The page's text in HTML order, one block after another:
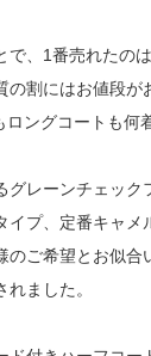
で、1番売れたの
の割にはお値段が
ングコートも何
グレーンチェック
イプ、定番キャメ
のご希望とお似合
ました。